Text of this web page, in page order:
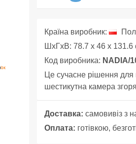
Країна виробник:
ШхГхВ: 78.7 x 46 x 131.6
Код виробника: NADIA/
Це сучасне рішення для
шестикутна камера
Доставка: самовивіз з
Оплата: готівкою,